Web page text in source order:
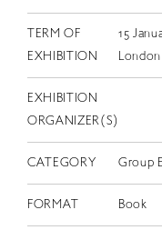
TERM OF
EXHIBITION
15
London
EXHIBITION
ORGANIZER(S)
CATEGORY Group
FORMAT Book